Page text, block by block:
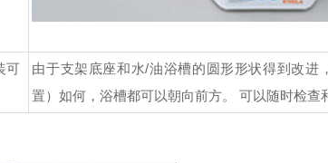
可
由于支架底座和水/油浴槽的圆形形状得到改进
置）如何，浴槽都可以朝向前方。 可以随时检查